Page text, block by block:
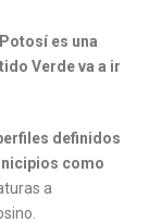
es una
Verde va a ir
definidos
como
a